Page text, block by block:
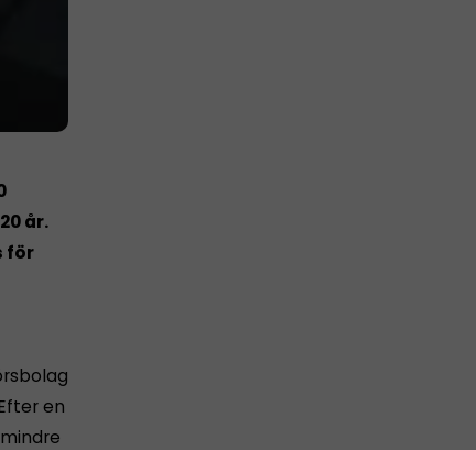
år.
för
en